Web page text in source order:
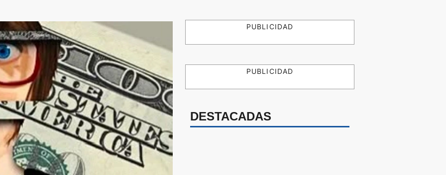
PUBLICIDAD
PUBLICIDAD
DESTACADAS